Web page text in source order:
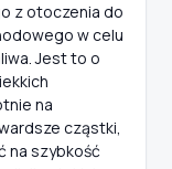
z otoczenia do
w celu
Jest to o
na
cząstki,
na szybkość